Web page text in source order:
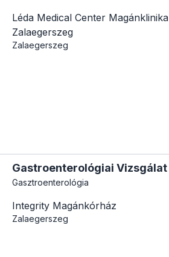
Léda Medical Center Magánklinika
Zalaegerszeg
Zalaegerszeg
Gastroenterológiai Vizsgálat
Gasztroenterológia
Integrity Magánkórház
Zalaegerszeg